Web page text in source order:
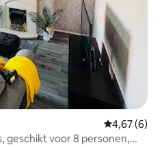
Gemiddelde
4,67 (6)
geschikt voor 8 personen,